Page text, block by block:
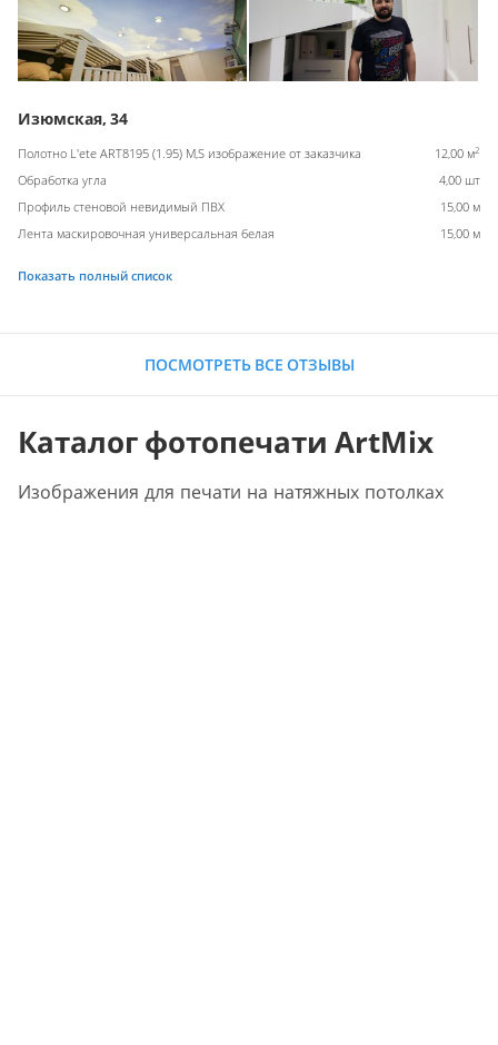
Изюмская, 34
Полотно L'ete ART8195 (1.95) M,S изображение от заказчика 12,00 м2
Обработка угла
4,00 шт
Профиль стеновой невидимый ПВХ
15,00 м
Лента маскировочная универсальная белая
15,00 м
Показать полный список
ПОСМОТРЕТЬ ВСЕ ОТЗЫВЫ
Каталог фотопечати ArtMix
Изображения для печати на натяжных потолках